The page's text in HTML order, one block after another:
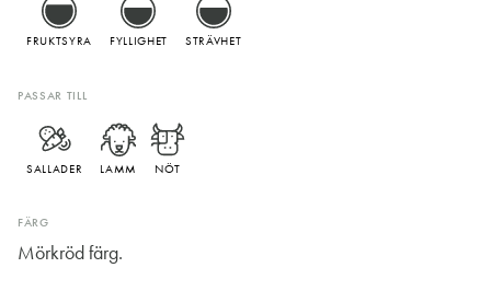
FRUKTSYRA FYLLIGHET STRÄVHET
PASSAR TILL
SALLADER LAMM NÖT
FÄRG
Mörkröd färg.